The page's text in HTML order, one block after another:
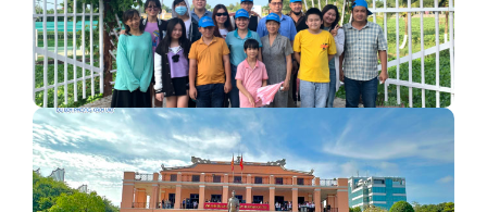
Cùng gia đình nghỉ dưỡng ở Châu Đốc - Nam Du